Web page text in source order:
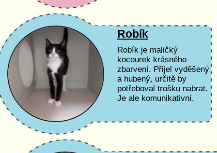
Robík
Robík je maličký
kocourek krásného
zbarvení. Přijel vyděšený
a hubený, určitě by
potřeboval trošku nabrat.
Je ale komunikativní,